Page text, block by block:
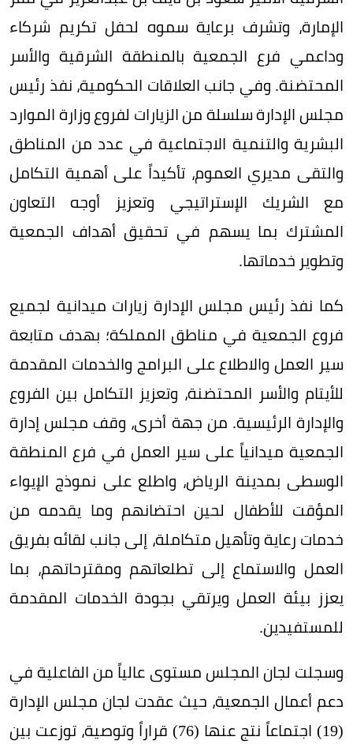
الإمارة، وتشرف برعاية سموه لحفل تكريم شركاء
وداعمي فرع الجمعية بالمنطقة الشرقية والأسر
المحتضنة. وفي جانب العلاقات الحكومية، نفذ رئيس
مجلس الإدارة سلسلة من الزيارات لفروع وزارة الموارد
البشرية والتنمية الاجتماعية في عدد من المناطق
والتقى مديري العموم، تأكيداً على أهمية التكامل
مع الشريك الإستراتيجي وتعزيز أوجه التعاون
المشترك بما يسهم في تحقيق أهداف الجمعية
وتطوير خدماتها.
كما نفذ رئيس مجلس الإدارة زيارات ميدانية لجميع
فروع الجمعية في مناطق المملكة؛ بهدف متابعة
سير العمل والاطلاع على البرامج والخدمات المقدمة
للأيتام والأسر المحتضنة، وتعزيز التكامل بين الفروع
والإدارة الرئيسية. من جهة أخرى، وقف مجلس إدارة
الجمعية ميدانياً على سير العمل في فرع المنطقة
الوسطى بمدينة الرياض، واطلع على نموذج الإيواء
المؤقت للأطفال لحين احتضانهم وما يقدمه من
خدمات رعاية وتأهيل متكاملة، إلى جانب لقائه بفريق
العمل والاستماع إلى تطلعاتهم ومقترحاتهم، بما
يعزز بيئة العمل ويرتقي بجودة الخدمات المقدمة
للمستفيدين.
وسجلت لجان المجلس مستوى عالياً من الفاعلية في
دعم أعمال الجمعية، حيث عقدت لجان مجلس الإدارة
(19) اجتماعاً نتج عنها (76) قراراً وتوصية، توزعت بين